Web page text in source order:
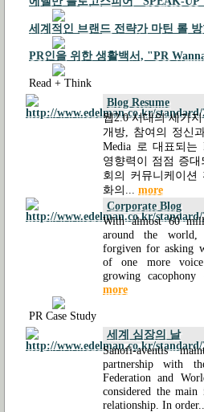
세계적인 브랜드 전략가 마틴 롤
PR인을 위한 생활백서, "PR
Read + Think
Blog Resume
웹2.0 시대의 세가
개방, 참여의 정신
Media 로 대표되는
영향력이 점점 증
회의 커뮤니케이션
화의... more
Corporate Blog
With almost 60
around the
forgiven for asking
of one more
growing
more
PR Case Study
세계 심장의 날
Sanofi-aventis
partnership with
Federation and
considered the
relationship. In